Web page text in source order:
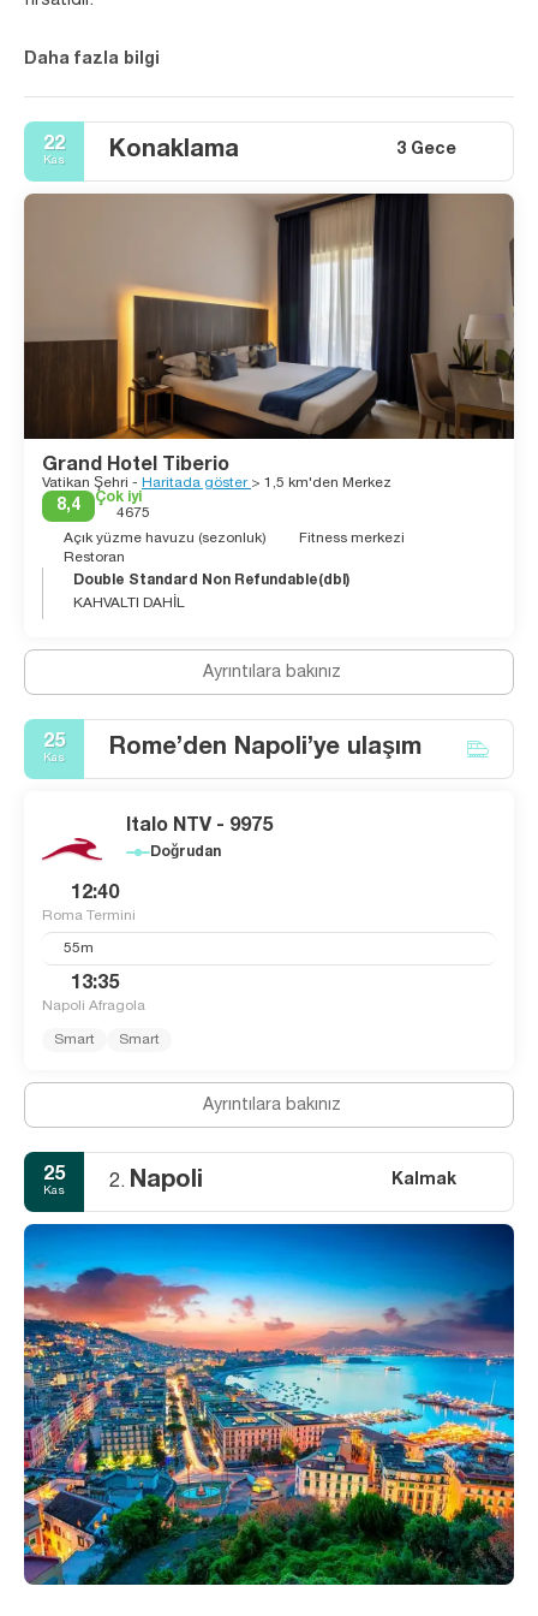
Daha fazla bilgi
22
Kas Konaklama 3 Gece
Grand Hotel Tiberio
Vatikan Şehri - Haritada göster > 1,5 km'den Merkez
8,4
Çok iyi
4675
Açık yüzme havuzu (sezonluk)
Fitness merkezi
Restoran
Double Standard Non Refundable(dbl)
KAHVALTI DAHİL
Ayrıntılara bakınız
25
Kas Rome’den Napoli’ye ulaşım
Italo NTV - 9975
Doğrudan
12:40
Roma Termini
55m
13:35
Napoli Afragola
Smart Smart
Ayrıntılara bakınız
25
Kas 2. Napoli Kalmak